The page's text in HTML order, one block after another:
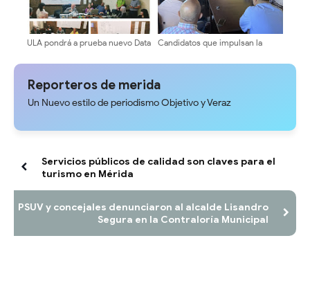
ULA pondrá a prueba nuevo Data
residencias estudiantiles
Candidatos que impulsan la
agenda de encuentros
Reporteros de merida
Un Nuevo estilo de periodismo Objetivo y Veraz
Servicios públicos de calidad son claves para el
turismo en Mérida
PSUV y concejales denunciaron al alcalde Lisandro
Segura en la Contraloría Municipal